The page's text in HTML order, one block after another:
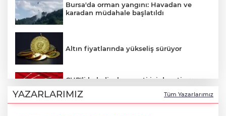
Bursa'da orman yangını: Havadan ve
karadan müdahale başlatıldı
Altın fiyatlarında yükseliş sürüyor
CHP'li belediyelere parti içi denetim:
Hakkında soruşturma olmayanlar da
incelenecek
YAZARLARIMIZ Tüm Yazarlarımız